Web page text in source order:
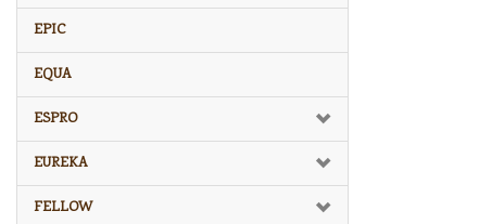
EPIC
EQUA
ESPRO
EUREKA
FELLOW